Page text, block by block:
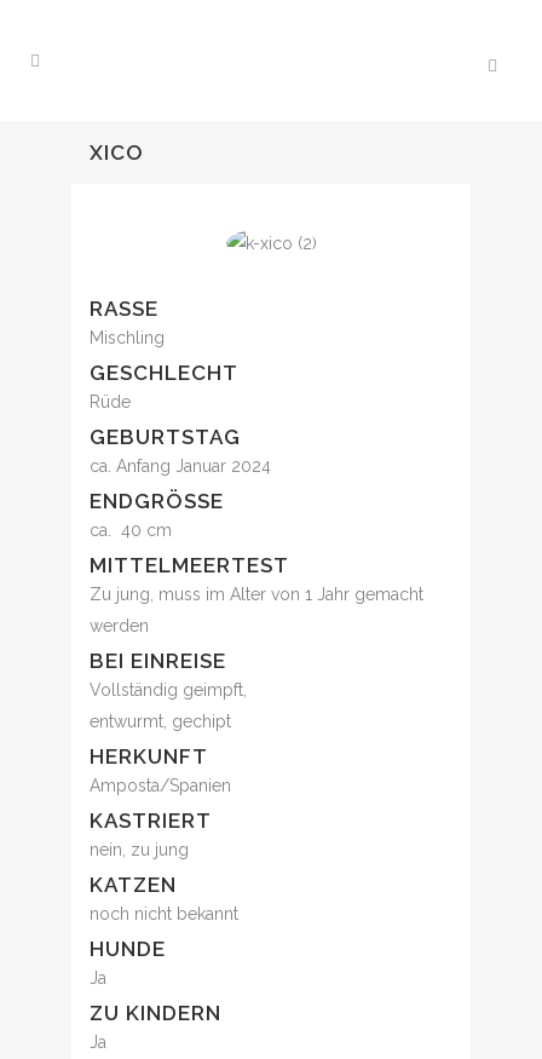
XICO
RASSE
Mischling
GESCHLECHT
Rüde
GEBURTSTAG
ca. Anfang Januar 2024
ENDGRÖSSE
ca. 40 cm
MITTELMEERTEST
Zu jung, muss im Alter von 1 Jahr gemacht
werden
BEI EINREISE
Vollständig geimpft,
entwurmt, gechipt
HERKUNFT
Amposta/Spanien
KASTRIERT
nein, zu jung
KATZEN
noch nicht bekannt
HUNDE
Ja
ZU KINDERN
Ja